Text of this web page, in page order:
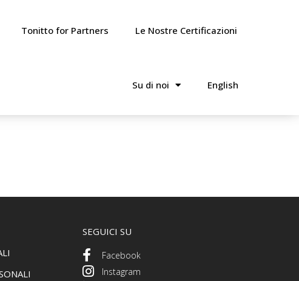
Tonitto for Partners Le Nostre Certificazioni
Su di noi English
SEGUICI SU
Facebook
Instagram